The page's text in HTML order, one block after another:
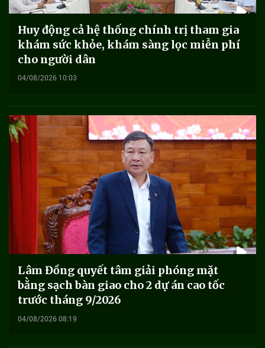
Huy động cả hệ thống chính trị tham gia
khám sức khỏe, khám sàng lọc miễn phí
cho người dân
04/08/2026 10:03
Lâm Đồng quyết tâm giải phóng mặt
bằng sạch bàn giao cho 2 dự án cao tốc
trước tháng 9/2026
04/08/2026 08:19